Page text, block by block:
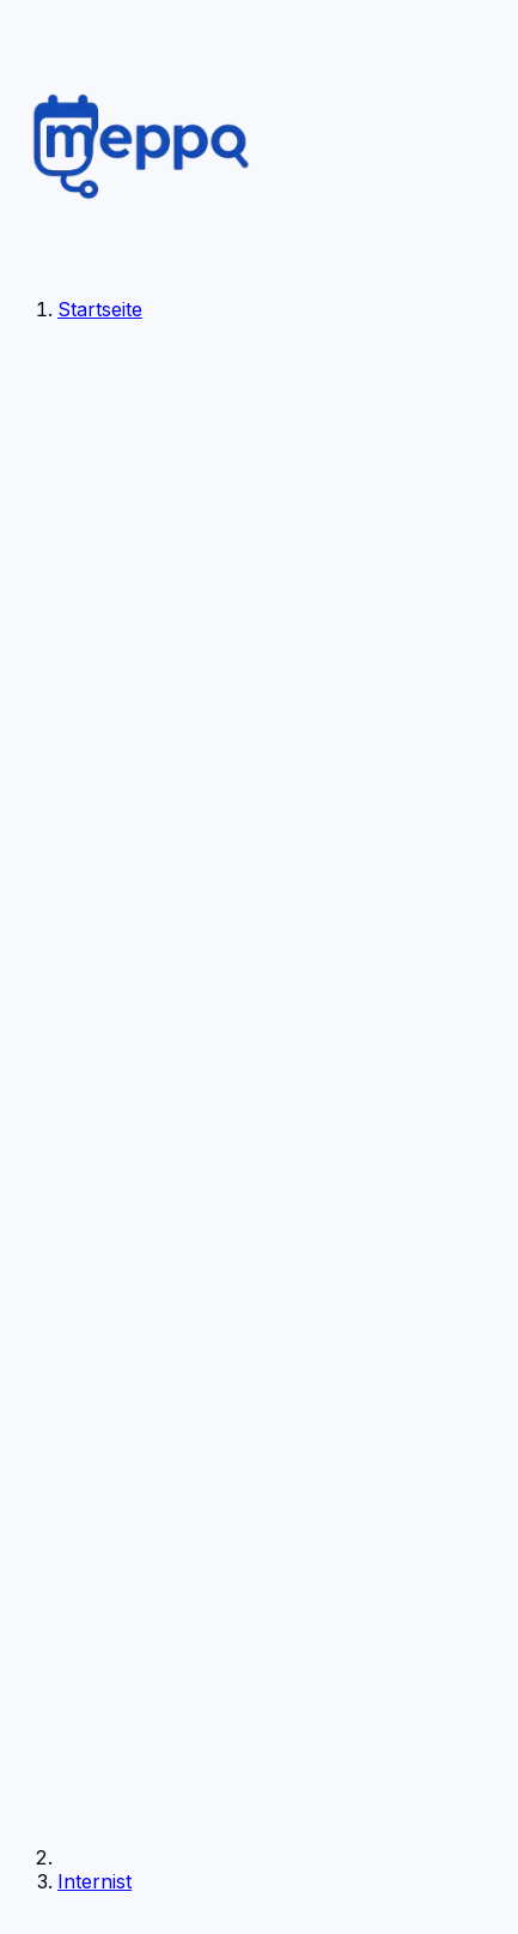
Startseite
Internist